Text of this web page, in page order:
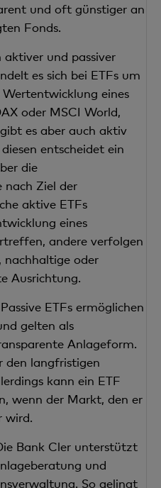
und oft günstiger an
Fonds.
aktiver und passiver
es sich bei ETFs um
Wertentwicklung eines
oder MSCI World,
es aber auch aktiv
entscheidet ein
die
nach Ziel der
aktive ETFs
eines
andere verfolgen
nachhaltige oder
Ausrichtung.
Passive ETFs ermöglichen
gelten als
Anlageform.
den langfristigen
kann ein ETF
wenn der Markt, den er
wird.
Bank Cler unterstützt
und
So gelingt